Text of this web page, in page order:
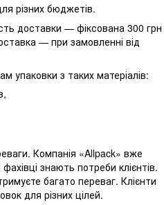
різних бюджетів.
доставки — фіксована 300 грн
— при замовленні від
упаковки з таких матеріалів:
Компанія «Allpack» вже
знають потреби клієнтів.
багато переваг. Клієнти
для різних цілей.